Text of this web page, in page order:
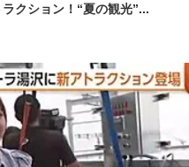
クション！“夏の観光”...